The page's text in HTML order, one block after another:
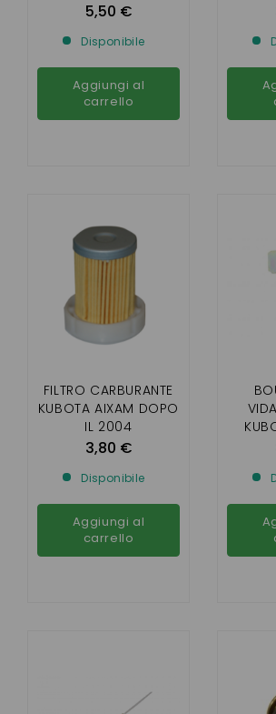
5,50 €
Disponibile
Aggiungi al
carrello
FILTRO CARBURANTE
KUBOTA AIXAM DOPO
IL 2004
3,80 €
Disponibile
Aggiungi al
carrello